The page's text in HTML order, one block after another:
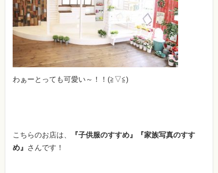
わぁーとっても可愛い～！！(≧▽≦)
こちらのお店は、
『子供服のすすめ』『家族写真のすす
め』 さんです！